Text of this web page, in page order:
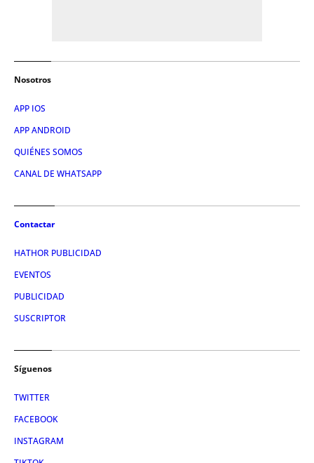
Nosotros
APP IOS
APP ANDROID
QUIÉNES SOMOS
CANAL DE WHATSAPP
Contactar
HATHOR PUBLICIDAD
EVENTOS
PUBLICIDAD
SUSCRIPTOR
Síguenos
TWITTER
FACEBOOK
INSTAGRAM